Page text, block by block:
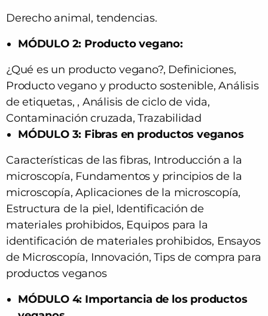
Derecho animal, tendencias.
MÓDULO 2: Producto vegano:
¿Qué es un producto vegano?, Definiciones,
Producto vegano y producto sostenible, Análisis
de etiquetas, , Análisis de ciclo de vida,
Contaminación cruzada, Trazabilidad
MÓDULO 3: Fibras en productos veganos
Características de las fibras, Introducción a la
microscopía, Fundamentos y principios de la
microscopía, Aplicaciones de la microscopía,
Estructura de la piel, Identificación de
materiales prohibidos, Equipos para la
identificación de materiales prohibidos, Ensayos
de Microscopía, Innovación, Tips de compra para
productos veganos
MÓDULO 4: Importancia de los productos